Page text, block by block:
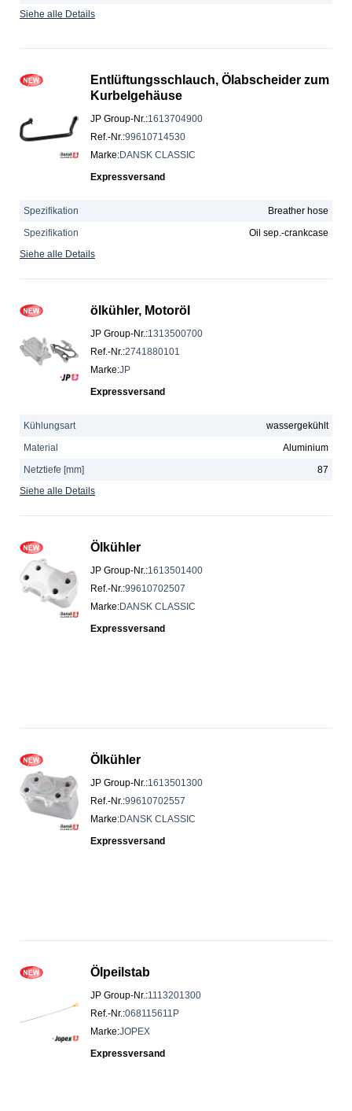
Siehe alle Details
Entlüftungsschlauch, Ölabscheider zum
Kurbelgehäuse
JP Group-Nr.:1613704900
Ref.-Nr.:99610714530
Marke:DANSK CLASSIC
Expressversand
Spezifikation
Breather hose
Spezifikation
Oil sep.-crankcase
Siehe alle Details
ölkühler, Motoröl
JP Group-Nr.:1313500700
Ref.-Nr.:2741880101
Marke:JP
Expressversand
Kühlungsart
wassergekühlt
Material
Aluminium
Netztiefe [mm]
87
Siehe alle Details
Ölkühler
JP Group-Nr.:1613501400
Ref.-Nr.:99610702507
Marke:DANSK CLASSIC
Expressversand
Ölkühler
JP Group-Nr.:1613501300
Ref.-Nr.:99610702557
Marke:DANSK CLASSIC
Expressversand
Ölpeilstab
JP Group-Nr.:1113201300
Ref.-Nr.:068115611P
Marke:JOPEX
Expressversand